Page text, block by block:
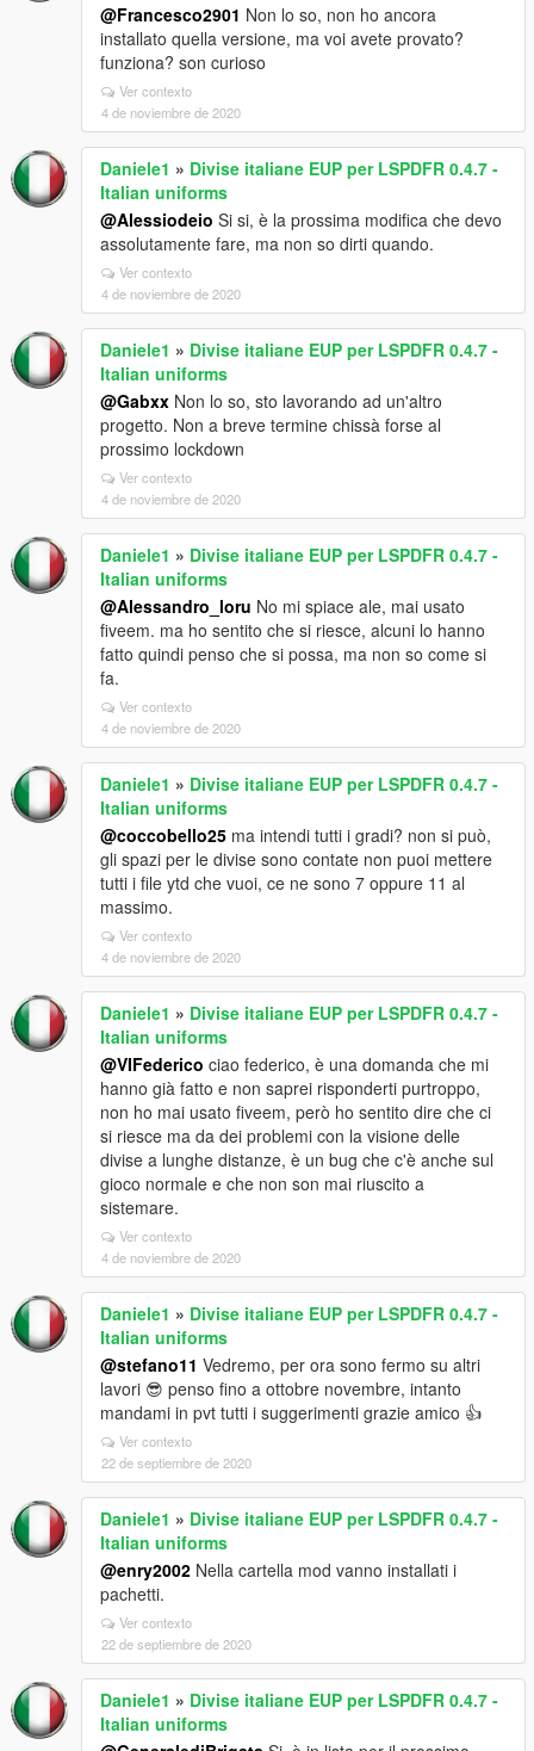
@Francesco2901 Non lo so, non ho ancora
installato quella versione, ma voi avete provato?
funziona? son curioso
Ver contexto
4 de noviembre de 2020
Daniele1 » Divise italiane EUP per LSPDFR 0.4.7 -
Italian uniforms
@Alessiodeio Si si, è la prossima modifica che devo
assolutamente fare, ma non so dirti quando.
Ver contexto
4 de noviembre de 2020
Daniele1 » Divise italiane EUP per LSPDFR 0.4.7 -
Italian uniforms
@Gabxx Non lo so, sto lavorando ad un'altro
progetto. Non a breve termine chissà forse al
prossimo lockdown
Ver contexto
4 de noviembre de 2020
Daniele1 » Divise italiane EUP per LSPDFR 0.4.7 -
Italian uniforms
@Alessandro_loru No mi spiace ale, mai usato
fiveem. ma ho sentito che si riesce, alcuni lo hanno
fatto quindi penso che si possa, ma non so come si
fa.
Ver contexto
4 de noviembre de 2020
Daniele1 » Divise italiane EUP per LSPDFR 0.4.7 -
Italian uniforms
@coccobello25 ma intendi tutti i gradi? non si può,
gli spazi per le divise sono contate non puoi mettere
tutti i file ytd che vuoi, ce ne sono 7 oppure 11 al
massimo.
Ver contexto
4 de noviembre de 2020
Daniele1 » Divise italiane EUP per LSPDFR 0.4.7 -
Italian uniforms
@VIFederico ciao federico, è una domanda che mi
hanno già fatto e non saprei risponderti purtroppo,
non ho mai usato fiveem, però ho sentito dire che ci
si riesce ma da dei problemi con la visione delle
divise a lunghe distanze, è un bug che c'è anche sul
gioco normale e che non son mai riuscito a
sistemare.
Ver contexto
4 de noviembre de 2020
Daniele1 » Divise italiane EUP per LSPDFR 0.4.7 -
Italian uniforms
@stefano11 Vedremo, per ora sono fermo su altri
lavori 😎 penso fino a ottobre novembre, intanto
mandami in pvt tutti i suggerimenti grazie amico 👍
Ver contexto
22 de septiembre de 2020
Daniele1 » Divise italiane EUP per LSPDFR 0.4.7 -
Italian uniforms
@enry2002 Nella cartella mod vanno installati i
pachetti.
Ver contexto
22 de septiembre de 2020
Daniele1 » Divise italiane EUP per LSPDFR 0.4.7 -
Italian uniforms